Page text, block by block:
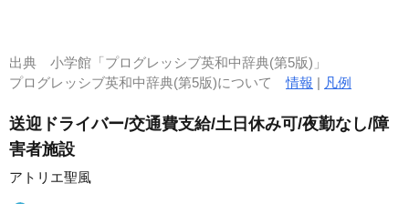
出典 小学館「プログレッシブ英和中辞典(第5版)」
プログレッシブ英和中辞典(第5版)について情報 | 凡例
送迎ドライバー/交通費支給/土日休み可/夜勤なし/障
害者施設
アトリエ聖風